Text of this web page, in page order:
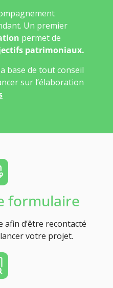
Un premier
permet de
patrimoniaux.
base de tout conseil
sur l’élaboration
formulaire
d’être recontacté
votre projet.